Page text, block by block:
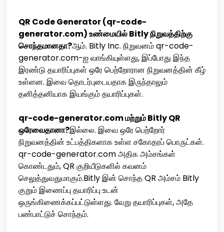
QR Code Generator (qr-code-
generator.com) உண்மையில் Bitly நிறுவத்திற்கு
சொந்தமானதா?ஆம். Bitly Inc. நிறுவனம் qr-code-
generator.com-ஐ வாங்கியுள்ளது, இப்போது இந்த
இரண்டு தயாரிப்புகள் ஒரே பெற்றோரான நிறுவனத்தின் கீழ்
உள்ளன. இவை தொடர்புடையதாக இருந்தாலும்
தனித்தனியாக இயங்கும் தயாரிப்புகள்.
qr-code-generator.com மற்றும் Bitly QR
ஒரேவைதானா?இல்லை. இவை ஒரே பெற்றோர்
நிறுவனத்தின் உட்பத்திகளாக உள்ள சகோதரப் பொருட்கள்.
qr-code-generator.com அதிக அம்சங்கள்
கொண்டதும், QR குறியீடுகளில் கவனம்
செலுத்துவதுமாகும்.Bitly இன் சொந்த QR அம்சம் Bitly
குறும் இணைப்பு தயாரிப்பு உடன்
ஒருங்கிணைக்கப்பட்டுள்ளது. வேறு தயாரிப்புகள், அதே
பண்பாட்டுச் சொந்தம்.